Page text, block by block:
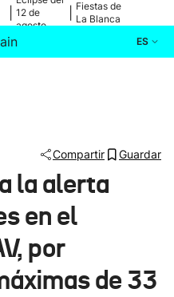
12 de
agosto
Fiestas de
La Blanca
ES
Compartir Guardar
la alerta
en el
por
de 33